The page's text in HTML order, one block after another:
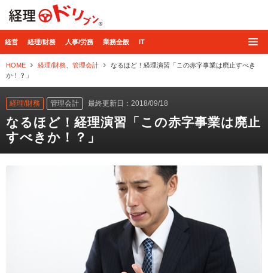
経営 経理/財務 人事/労務 業務全般 IT
HOME 経理/財務 管理会計
なるほど！経理演習「この赤字事業は廃止すべき
か！？」
経理/財務 管理会計 最終更新日：2018/09/18
なるほど！経理演習「この赤字事業は廃止
すべきか！？」